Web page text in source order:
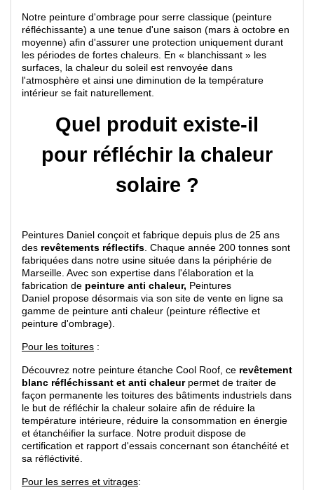
Notre peinture d'ombrage pour serre classique (peinture
réfléchissante) a une tenue d'une saison (mars à octobre en
moyenne) afin d'assurer une protection uniquement durant
les périodes de fortes chaleurs. En « blanchissant » les
surfaces, la chaleur du soleil est renvoyée dans
l'atmosphère et ainsi une diminution de la température
intérieur se fait naturellement.
Quel produit existe-il
pour réfléchir la chaleur
solaire ?
Peintures Daniel conçoit et fabrique depuis plus de 25 ans
des revêtements réflectifs . Chaque année 200 tonnes sont
fabriquées dans notre usine située dans la périphérie de
Marseille. Avec son expertise dans l'élaboration et la
fabrication de peinture anti chaleur, Peintures
Daniel propose désormais via son site de vente en ligne sa
gamme de peinture anti chaleur (peinture réflective et
peinture d'ombrage).
Pour les toitures :
Découvrez notre peinture étanche Cool Roof, ce revêtement
blanc réfléchissant et anti chaleurpermet de traiter de
façon permanente les toitures des bâtiments industriels dans
le but de réfléchir la chaleur solaire afin de réduire la
température intérieure, réduire la consommation en énergie
et étanchéifier la surface. Notre produit dispose de
certification et rapport d'essais concernant son étanchéité et
sa réfléctivité.
Pour les serres et vitrages: